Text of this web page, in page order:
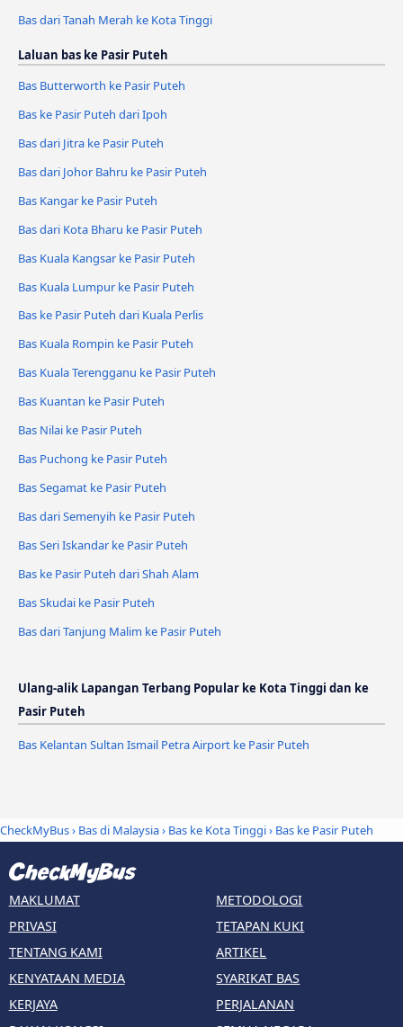
Bas dari Tanah Merah ke Kota Tinggi
Laluan bas ke Pasir Puteh
Bas Butterworth ke Pasir Puteh
Bas ke Pasir Puteh dari Ipoh
Bas dari Jitra ke Pasir Puteh
Bas dari Johor Bahru ke Pasir Puteh
Bas Kangar ke Pasir Puteh
Bas dari Kota Bharu ke Pasir Puteh
Bas Kuala Kangsar ke Pasir Puteh
Bas Kuala Lumpur ke Pasir Puteh
Bas ke Pasir Puteh dari Kuala Perlis
Bas Kuala Rompin ke Pasir Puteh
Bas Kuala Terengganu ke Pasir Puteh
Bas Kuantan ke Pasir Puteh
Bas Nilai ke Pasir Puteh
Bas Puchong ke Pasir Puteh
Bas Segamat ke Pasir Puteh
Bas dari Semenyih ke Pasir Puteh
Bas Seri Iskandar ke Pasir Puteh
Bas ke Pasir Puteh dari Shah Alam
Bas Skudai ke Pasir Puteh
Bas dari Tanjung Malim ke Pasir Puteh
Ulang-alik Lapangan Terbang Popular ke Kota Tinggi dan ke
Pasir Puteh
Bas Kelantan Sultan Ismail Petra Airport ke Pasir Puteh
CheckMyBus› Bas di Malaysia› Bas ke Kota Tinggi› Bas ke Pasir Puteh
MAKLUMAT
PRIVASI
TENTANG KAMI
KENYATAAN MEDIA
KERJAYA
METODOLOGI
TETAPAN KUKI
ARTIKEL
SYARIKAT BAS
PERJALANAN